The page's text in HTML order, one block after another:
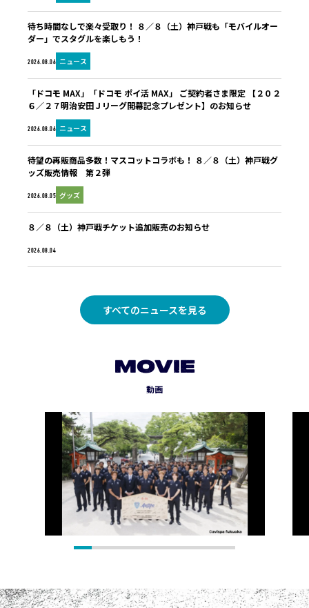
2026.08.06 ニュース
待ち時間なしで楽々受取り！ ８／８（土）神戸戦も「モバイルオー
ダー」でスタグルを楽しもう！
2026.08.06 ニュース
「ドコモ MAX」「ドコモ ポイ活 MAX」 ご契約者さま限定 【２０２
６／２７明治安田Ｊリーグ開幕記念プレゼント】のお知らせ
2026.08.05 グッズ
待望の再販商品多数！マスコットコラボも！ ８／８（土）神戸戦グ
ッズ販売情報 第２弾
2026.08.04
８／８（土）神戸戦チケット追加販売のお知らせ
すべてのニュースを見る
MOVIE
動画